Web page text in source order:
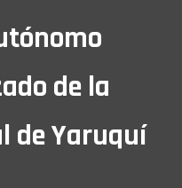
de la
de Yaruquí